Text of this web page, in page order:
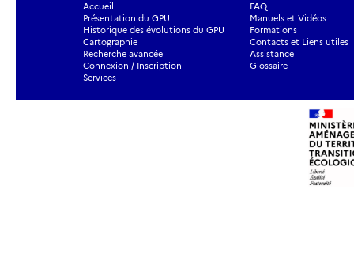
Accueil
Présentation du GPU
Historique des évolutions du GPU
Cartographie
Recherche avancée
Connexion / Inscription
Services
FAQ
Manuels et Vidéos
Formations
Contacts et Liens utiles
Assistance
Glossaire